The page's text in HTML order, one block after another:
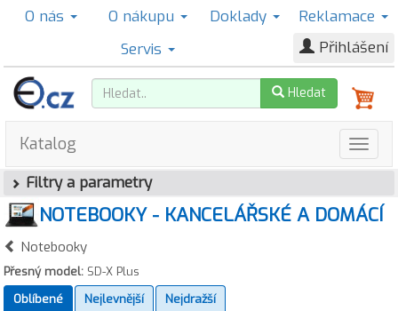
O nás O nákupu Doklady
Reklamace
Servis
Přihlášení
Hledat
Katalog
Filtry a parametry
NOTEBOOKY - KANCELÁŘSKÉ A DOMÁCÍ
Notebooky
Přesný model: SD-X Plus
Oblíbené
Nejlevnější Nejdražší